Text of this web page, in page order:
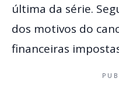
última da série.
dos motivos do
financeiras